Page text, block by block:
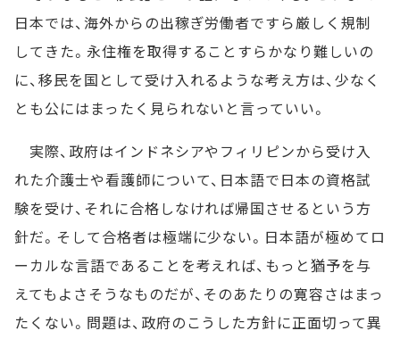
日本では、海外からの出稼ぎ労働者ですら厳しく規制
してきた。永住権を取得することすらかなり難しいの
に、移民を国として受け入れるような考え方は、少なく
とも公にはまったく見られないと言っていい。
実際、政府はインドネシアやフィリピンから受け入
れた介護士や看護師について、日本語で日本の資格試
験を受け、それに合格しなければ帰国させるという方
針だ。そして合格者は極端に少ない。日本語が極めてロ
ーカルな言語であることを考えれば、もっと猶予を与
えてもよさそうなものだが、そのあたりの寛容さはまっ
たくない。問題は、政府のこうした方針に正面切って異